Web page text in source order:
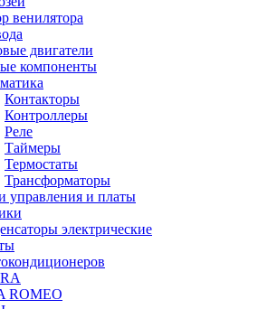
венилятора
двигатели
компоненты
Контакторы
Контроллеры
Реле
Таймеры
Термостаты
Трансформаторы
управления и платы
электрические
ROMEO